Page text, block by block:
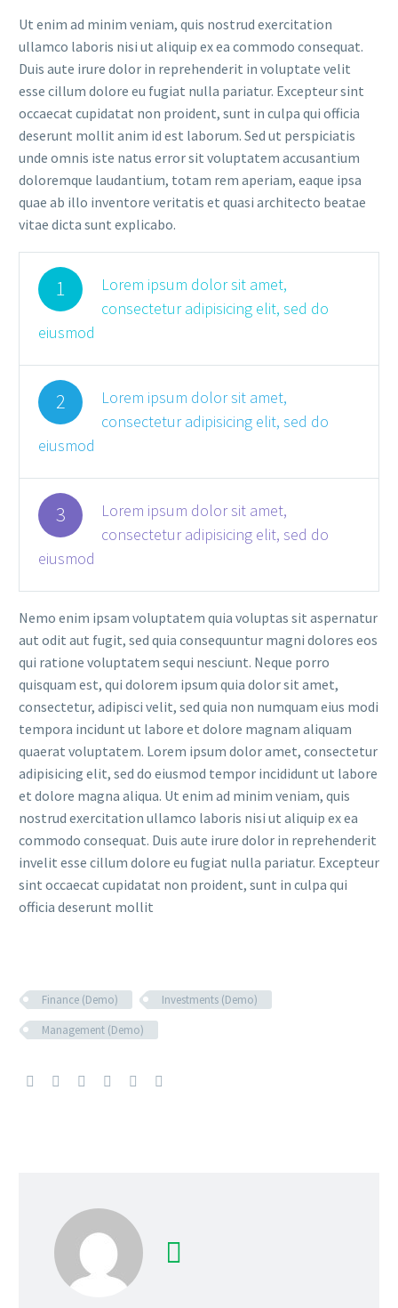
Ut enim ad minim veniam, quis nostrud exercitation
ullamco laboris nisi ut aliquip ex ea commodo consequat.
Duis aute irure dolor in reprehenderit in voluptate velit
esse cillum dolore eu fugiat nulla pariatur. Excepteur sint
occaecat cupidatat non proident, sunt in culpa qui officia
deserunt mollit anim id est laborum. Sed ut perspiciatis
unde omnis iste natus error sit voluptatem accusantium
doloremque laudantium, totam rem aperiam, eaque ipsa
quae ab illo inventore veritatis et quasi architecto beatae
vitae dicta sunt explicabo.
1
Lorem ipsum dolor sit amet,
consectetur adipisicing elit, sed do
eiusmod
2
Lorem ipsum dolor sit amet,
consectetur adipisicing elit, sed do
eiusmod
3
Lorem ipsum dolor sit amet,
consectetur adipisicing elit, sed do
eiusmod
Nemo enim ipsam voluptatem quia voluptas sit aspernatur
aut odit aut fugit, sed quia consequuntur magni dolores eos
qui ratione voluptatem sequi nesciunt. Neque porro
quisquam est, qui dolorem ipsum quia dolor sit amet,
consectetur, adipisci velit, sed quia non numquam eius modi
tempora incidunt ut labore et dolore magnam aliquam
quaerat voluptatem. Lorem ipsum dolor amet, consectetur
adipisicing elit, sed do eiusmod tempor incididunt ut labore
et dolore magna aliqua. Ut enim ad minim veniam, quis
nostrud exercitation ullamco laboris nisi ut aliquip ex ea
commodo consequat. Duis aute irure dolor in reprehenderit
invelit esse cillum dolore eu fugiat nulla pariatur. Excepteur
sint occaecat cupidatat non proident, sunt in culpa qui
officia deserunt mollit
Finance (Demo)
Investments (Demo)
Management (Demo)